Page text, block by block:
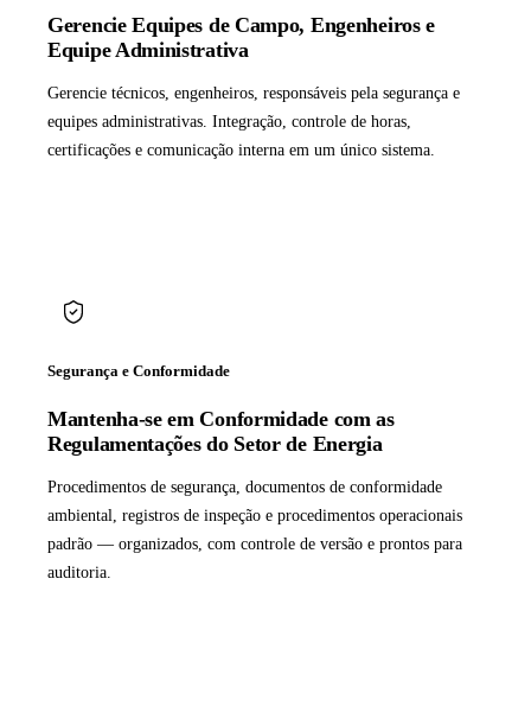
Gerencie Equipes de Campo, Engenheiros e
Equipe Administrativa
Gerencie técnicos, engenheiros, responsáveis pela segurança e
equipes administrativas. Integração, controle de horas,
certificações e comunicação interna em um único sistema.
Segurança e Conformidade
Mantenha-se em Conformidade com as
Regulamentações do Setor de Energia
Procedimentos de segurança, documentos de conformidade
ambiental, registros de inspeção e procedimentos operacionais
padrão — organizados, com controle de versão e prontos para
auditoria.